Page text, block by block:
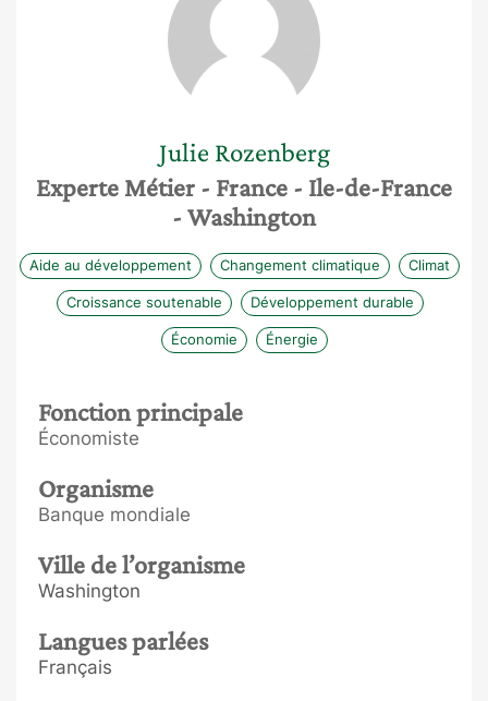
Julie Rozenberg
Experte Métier - France - Ile-de-France
- Washington
Aide au développement Changement climatique Climat
Croissance soutenable Développement durable
Économie Énergie
Fonction principale
Économiste
Organisme
Banque mondiale
Ville de l’organisme
Washington
Langues parlées
Français